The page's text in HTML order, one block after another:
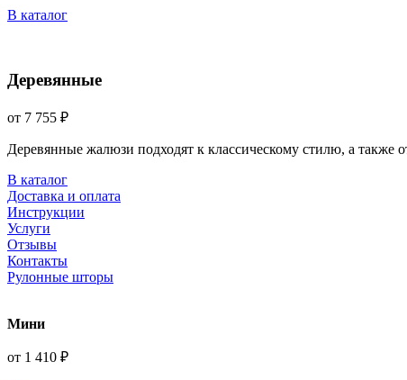
В каталог
Деревянные
от 7 755 ₽
Деревянные жалюзи подходят к классическому стилю, а
В каталог
Доставка и оплата
Инструкции
Услуги
Отзывы
Контакты
Рулонные шторы
Мини
от 1 410 ₽